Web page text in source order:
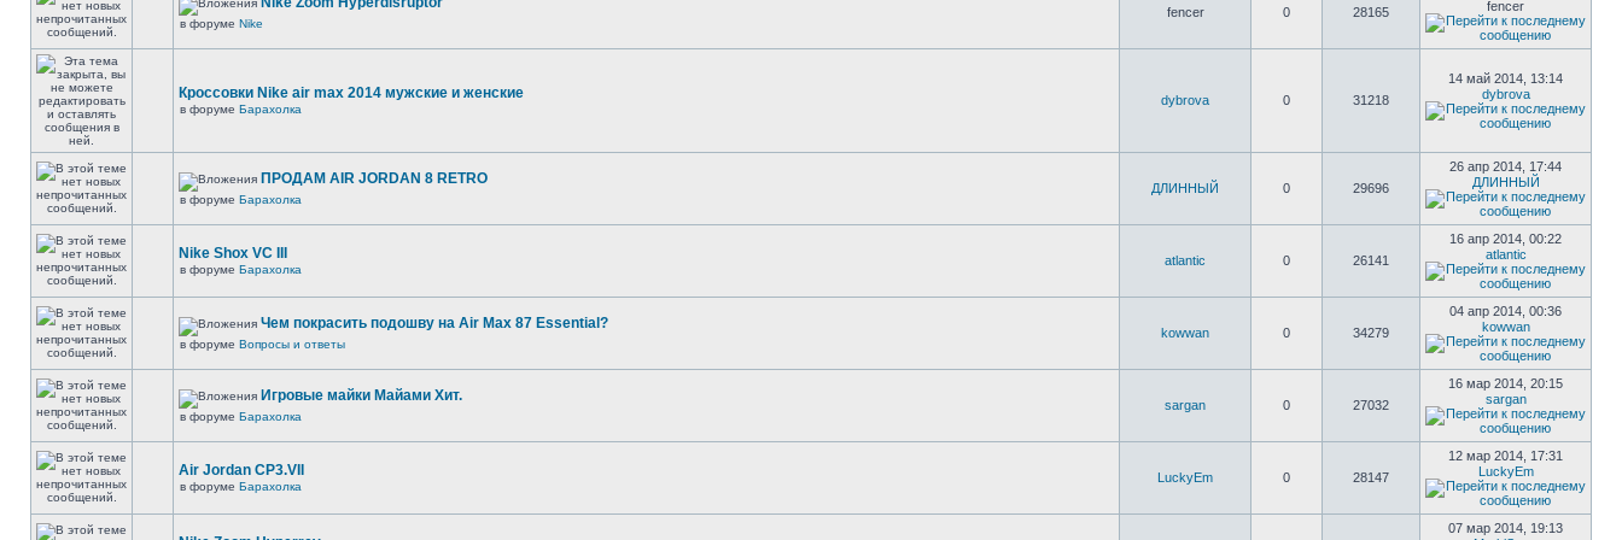
в форуме Nike
fencer 0 28165
fencer
Кроссовки Nike air max 2014 мужские и женские
в форуме Барахолка
dybrova 0 31218
14 май 2014, 13:14
dybrova
ПРОДАМ AIR JORDAN 8 RETRO
в форуме Барахолка
ДЛИННЫЙ 0 29696
26 апр 2014, 17:44
ДЛИННЫЙ
Nike Shox VC III
в форуме Барахолка
atlantic 0 26141
16 апр 2014, 00:22
atlantic
Чем покрасить подошву на Air Max 87 Essential?
в форуме Вопросы и ответы
kowwan 0 34279
04 апр 2014, 00:36
kowwan
Игровые майки Майами Хит.
в форуме Барахолка
sargan 0 27032
16 мар 2014, 20:15
sargan
Air Jordan CP3.VII
в форуме Барахолка
LuckyEm 0 28147
12 мар 2014, 17:31
LuckyEm
07 мар 2014, 19:13